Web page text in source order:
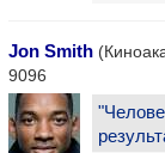
Jon Smith
9096